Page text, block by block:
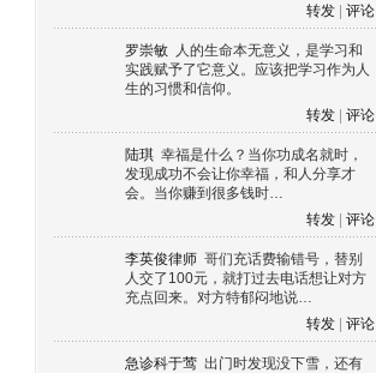
转发
评论
罗崇敏 人的生命本无意义，是学习和
实践赋予了它意义。应该把学习作为人
生的习惯和信仰。
转发
评论
陆琪 幸福是什么？当你功成名就时，
发现成功不会让你幸福，和人分享才
会。当你赚到很多钱时…
转发
评论
李英俊律师 哥们充话费输错号，替别
人交了100元，就打过去电话想让对方
充点回来。对方特郁闷地说…
转发
评论
急诊科于莺 出门时发现没下雪，还有